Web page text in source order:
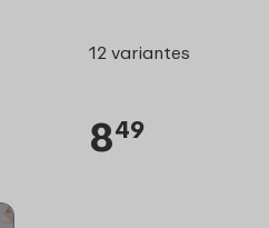
12 variantes
849